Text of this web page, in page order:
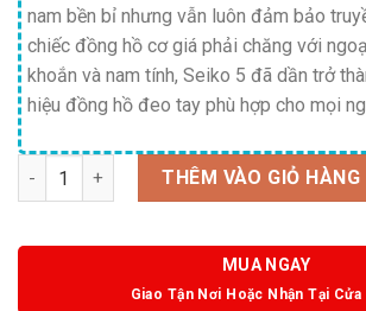
nam bền bỉ nhưng vẫn luôn đảm bảo
chiếc đồng hồ cơ giá phải chăng với
khoắn và nam tính, Seiko 5 đã dần trở
hiệu đồng hồ đeo tay phù hợp cho mọi
Số lượng THÊM VÀO GIỎ HÀNG
MUA NGAY
Giao Tận Nơi Hoặc Nhận Tại Cửa